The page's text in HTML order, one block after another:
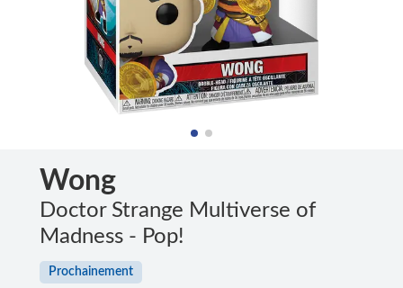
Wong
Doctor Strange Multiverse of
Madness - Pop!
Prochainement